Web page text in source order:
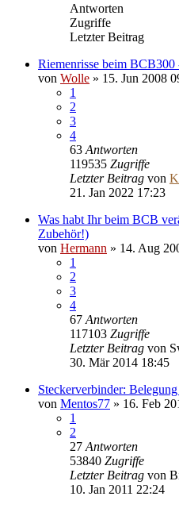
Antworten
Zugriffe
Letzter Beitrag
Riemenrisse beim
von Wolle » 15. Jun 2008
1
2
3
4
63 Antworten
119535 Zugriffe
Letzter Beitrag von
21. Jan 2022 17:23
Was habt Ihr beim BCB
Zubehör!)
von Hermann » 14. Aug
1
2
3
4
67 Antworten
117103 Zugriffe
Letzter Beitrag von
30. Mär 2014 18:45
Steckerverbinder:
von Mentos77 » 16. Feb
1
2
27 Antworten
53840 Zugriffe
Letzter Beitrag von
10. Jan 2011 22:24